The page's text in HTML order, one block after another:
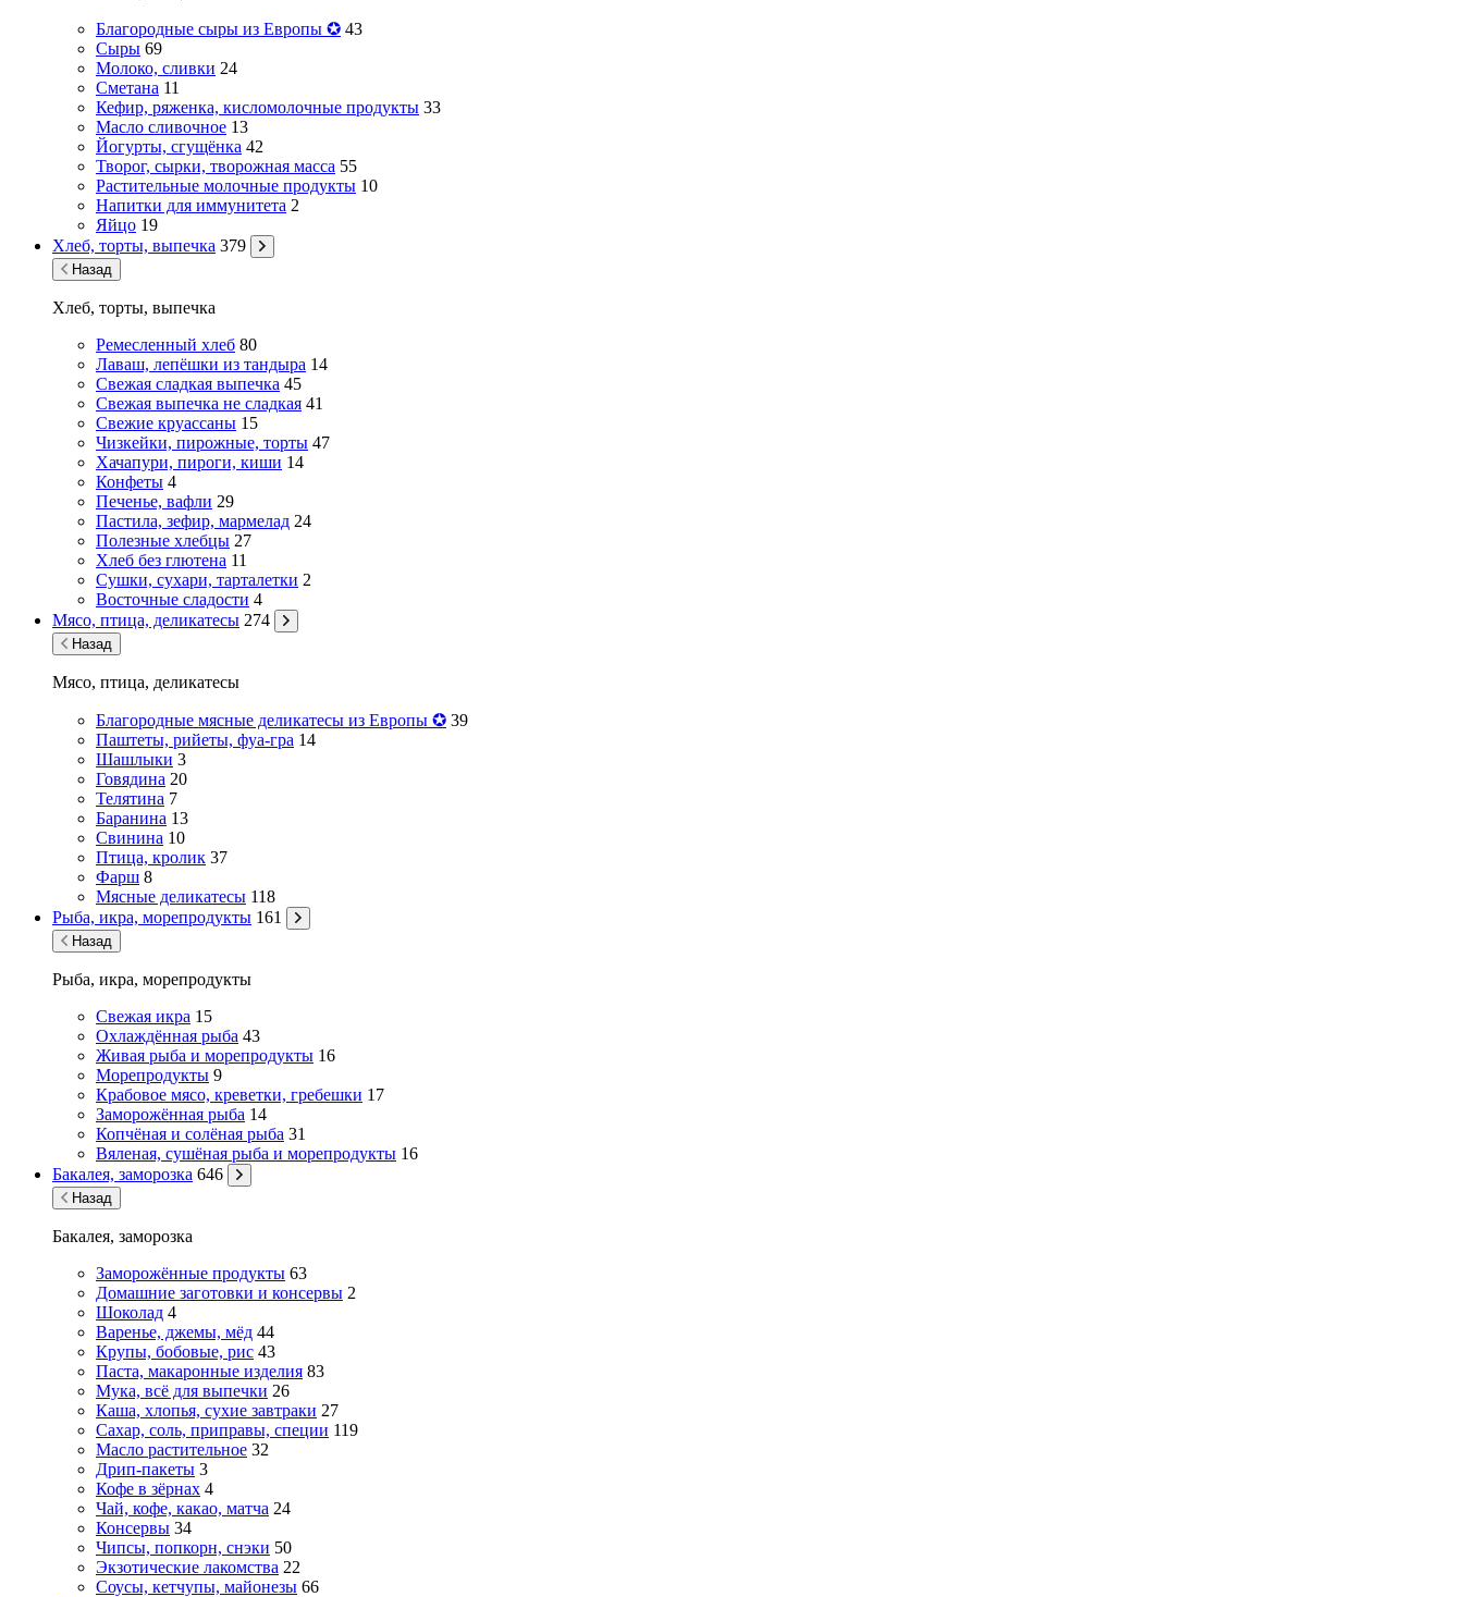
Благородные сыры из Европы ✪ 43
Сыры 69
Молоко, сливки 24
Сметана 11
Кефир, ряженка, кисломолочные продукты 33
Масло сливочное 13
Йогурты, сгущёнка 42
Творог, сырки, творожная масса 55
Растительные молочные продукты 10
Напитки для иммунитета 2
Яйцо 19
Хлеб, торты, выпечка 379
Назад
Хлеб, торты, выпечка
Ремесленный хлеб 80
Лаваш, лепёшки из тандыра 14
Свежая сладкая выпечка 45
Свежая выпечка не сладкая 41
Свежие круассаны 15
Чизкейки, пирожные, торты 47
Хачапури, пироги, киши 14
Конфеты 4
Печенье, вафли 29
Пастила, зефир, мармелад 24
Полезные хлебцы 27
Хлеб без глютена 11
Сушки, сухари, тарталетки 2
Восточные сладости 4
Мясо, птица, деликатесы 274
Назад
Мясо, птица, деликатесы
Благородные мясные деликатесы из Европы ✪ 39
Паштеты, рийеты, фуа-гра 14
Шашлыки 3
Говядина 20
Телятина 7
Баранина 13
Свинина 10
Птица, кролик 37
Фарш 8
Мясные деликатесы 118
Рыба, икра, морепродукты 161
Назад
Рыба, икра, морепродукты
Свежая икра 15
Охлаждённая рыба 43
Живая рыба и морепродукты 16
Морепродукты 9
Крабовое мясо, креветки, гребешки 17
Заморожённая рыба 14
Копчёная и солёная рыба 31
Вяленая, сушёная рыба и морепродукты 16
Бакалея, заморозка 646
Назад
Бакалея, заморозка
Заморожённые продукты 63
Домашние заготовки и консервы 2
Шоколад 4
Варенье, джемы, мёд 44
Крупы, бобовые, рис 43
Паста, макаронные изделия 83
Мука, всё для выпечки 26
Каша, хлопья, сухие завтраки 27
Сахар, соль, приправы, специи 119
Масло растительное 32
Дрип-пакеты 3
Кофе в зёрнах 4
Чай, кофе, какао, матча 24
Консервы 34
Чипсы, попкорн, снэки 50
Экзотические лакомства 22
Соусы, кетчупы, майонезы 66